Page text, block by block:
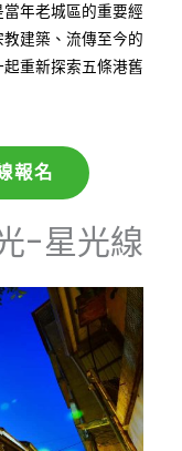
年老城區的重要經
建築、流傳至今的
重新探索五條港舊
報名
-星光線